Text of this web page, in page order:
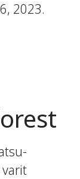
2023.